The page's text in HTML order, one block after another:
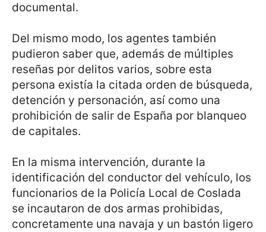
documental.
Del mismo modo, los agentes también
pudieron saber que, además de múltiples
reseñas por delitos varios, sobre esta
persona existía la citada orden de búsqueda,
detención y personación, así como una
prohibición de salir de España por blanqueo
de capitales.
En la misma intervención, durante la
identificación del conductor del vehículo, los
funcionarios de la Policía Local de Coslada
se incautaron de dos armas prohibidas,
concretamente una navaja y un bastón ligero